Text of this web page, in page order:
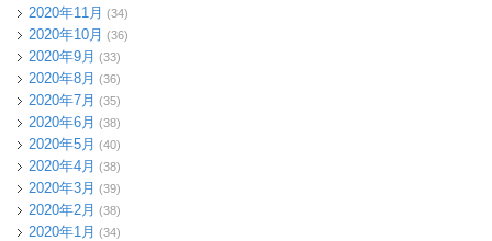
2020年11月 (34)
2020年10月 (36)
2020年9月 (33)
2020年8月 (36)
2020年7月 (35)
2020年6月 (38)
2020年5月 (40)
2020年4月 (38)
2020年3月 (39)
2020年2月 (38)
2020年1月 (34)